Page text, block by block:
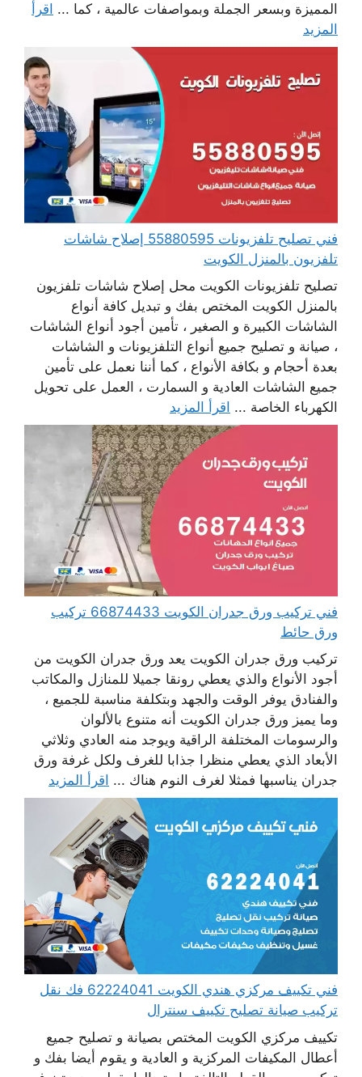
المميزة وبسعر الجملة وبمواصفات عالمية ، كما ... اقرأ
المزيد
فني تصليح تلفزيونات 55880595 إصلاح شاشات
تلفزيون بالمنزل الكويت
تصليح تلفزيونات الكويت محل إصلاح شاشات تلفزيون
بالمنزل الكويت المختص بفك و تبديل كافة أنواع
الشاشات الكبيرة و الصغير ، تأمين أجود أنواع الشاشات
، صيانة و تصليح جميع أنواع التلفزيونات و الشاشات
بعدة أحجام و بكافة الأنواع ، كما أننا نعمل على تأمين
جميع الشاشات العادية و السمارت ، العمل على تحويل
الكهرباء الخاصة ... اقرأ المزيد
فني تركيب ورق جدران الكويت 66874433 تركيب
ورق حائط
تركيب ورق جدران الكويت يعد ورق جدران الكويت من
أجود الأنواع والذي يعطي رونقا جميلا للمنازل والمكاتب
والفنادق يوفر الوقت والجهد وبتكلفة مناسبة للجميع ،
وما يميز ورق جدران الكويت أنه متنوع بالألوان
والرسومات المختلفة الراقية ويوجد منه العادي وثلاثي
الأبعاد الذي يعطي منظرا جذابا للغرف ولكل غرفة ورق
جدران يناسبها فمثلا لغرف النوم هناك ... اقرأ المزيد
فني تكييف مركزي هندي الكويت 62224041 فك نقل
تركيب صيانة تصليح تكييف سنترال
تكييف مركزي الكويت المختص بصيانة و تصليح جميع
أعطال المكيفات المركزية و العادية و يقوم أيضا بفك و